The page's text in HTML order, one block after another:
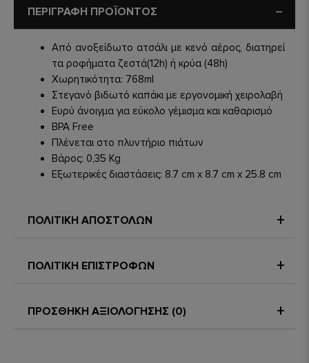
ΠΕΡΙΓΡΑΦΗ ΠΡΟΪΟΝΤΟΣ
Από ανοξείδωτο ατσάλι με κενό αέρος, διατηρεί
τα ροφήματα ζεστά(12h) ή κρύα (48h)
Χωρητικότητα: 768ml
Στεγανό βιδωτό καπάκι με εργονομική χειρολαβή
Ευρύ άνοιγμα για εύκολο γέμισμα και καθαρισμό
BPA Free
Πλένεται στο πλυντήριο πιάτων
Βάρος: 0,35 Kg
Εξωτερικές διαστάσεις: 8.7 cm x 8.7 cm x 25.8 cm
ΠΟΛΙΤΙΚΗ ΑΠΟΣΤΟΛΩΝ
ΠΟΛΙΤΙΚΗ ΕΠΙΣΤΡΟΦΩΝ
ΠΡΟΣΘΗΚΗ ΑΞΙΟΛΟΓΗΣΗΣ (0)